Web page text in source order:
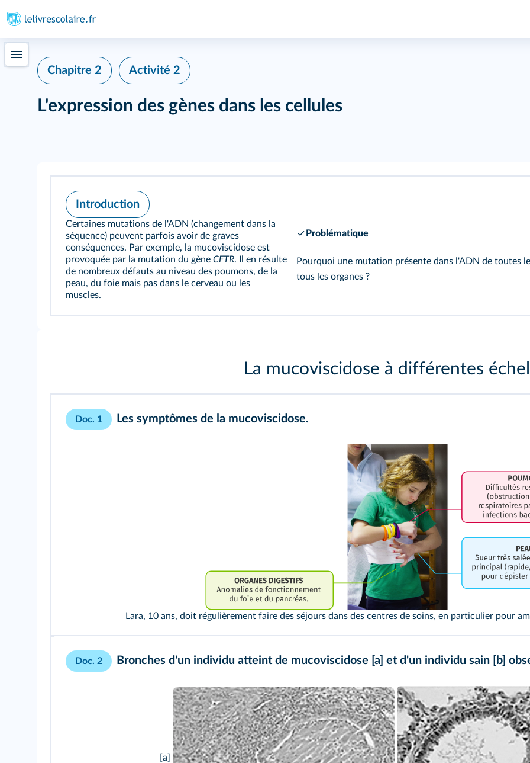
Chapitre 2 Activité 2
L'expression des gènes dans les cellules
Introduction
Certaines mutations de l'ADN (changement dans la
séquence) peuvent parfois avoir de graves
conséquences. Par exemple, la mucoviscidose est
provoquée par la mutation du gène CFTR. Il en résulte
de nombreux défauts au niveau des poumons, de la
peau, du foie mais pas dans le cerveau ou les
muscles.
Problématique
Pourquoi une mutation présente dans l'ADN de toutes
tous les organes ?
La mucoviscidose à différentes
Doc. 1 Les symptômes de la mucoviscidose.
Lara, 10 ans, doit régulièrement faire des séjours dans des centres de soins, en particulier pour
Doc. 2 Bronches d'un individu atteint de mucoviscidose [a] et d'un individu sain [b]
[a]